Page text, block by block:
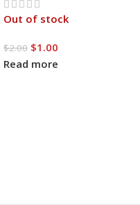
UT116A
Out of stock
$2.00 $1.00
Read more